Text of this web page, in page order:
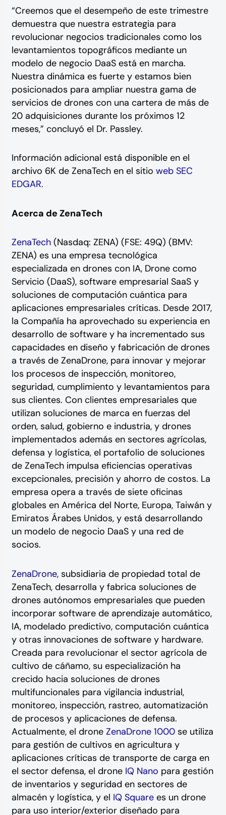
“Creemos que el desempeño de este trimestre
demuestra que nuestra estrategia para
revolucionar negocios tradicionales como los
levantamientos topográficos mediante un
modelo de negocio DaaS está en marcha.
Nuestra dinámica es fuerte y estamos bien
posicionados para ampliar nuestra gama de
servicios de drones con una cartera de más de
20 adquisiciones durante los próximos 12
meses,” concluyó el Dr. Passley.
Información adicional está disponible en el
archivo 6K de ZenaTech en el sitio web SEC
EDGAR.
Acerca de ZenaTech
ZenaTech(Nasdaq: ZENA) (FSE: 49Q) (BMV:
ZENA) es una empresa tecnológica
especializada en drones con IA, Drone como
Servicio (DaaS), software empresarial SaaS y
soluciones de computación cuántica para
aplicaciones empresariales críticas. Desde 2017,
la Compañía ha aprovechado su experiencia en
desarrollo de software y ha incrementado sus
capacidades en diseño y fabricación de drones
a través de ZenaDrone, para innovar y mejorar
los procesos de inspección, monitoreo,
seguridad, cumplimiento y levantamientos para
sus clientes. Con clientes empresariales que
utilizan soluciones de marca en fuerzas del
orden, salud, gobierno e industria, y drones
implementados además en sectores agrícolas,
defensa y logística, el portafolio de soluciones
de ZenaTech impulsa eficiencias operativas
excepcionales, precisión y ahorro de costos. La
empresa opera a través de siete oficinas
globales en América del Norte, Europa, Taiwán y
Emiratos Árabes Unidos, y está desarrollando
un modelo de negocio DaaS y una red de
socios.
ZenaDrone, subsidiaria de propiedad total de
ZenaTech, desarrolla y fabrica soluciones de
drones autónomos empresariales que pueden
incorporar software de aprendizaje automático,
IA, modelado predictivo, computación cuántica
y otras innovaciones de software y hardware.
Creada para revolucionar el sector agrícola de
cultivo de cáñamo, su especialización ha
crecido hacia soluciones de drones
multifuncionales para vigilancia industrial,
monitoreo, inspección, rastreo, automatización
de procesos y aplicaciones de defensa.
Actualmente, el drone ZenaDrone 1000se utiliza
para gestión de cultivos en agricultura y
aplicaciones críticas de transporte de carga en
el sector defensa, el drone IQ Nano para gestión
de inventarios y seguridad en sectores de
almacén y logística, y el IQ Squarees un drone
para uso interior/exterior diseñado para